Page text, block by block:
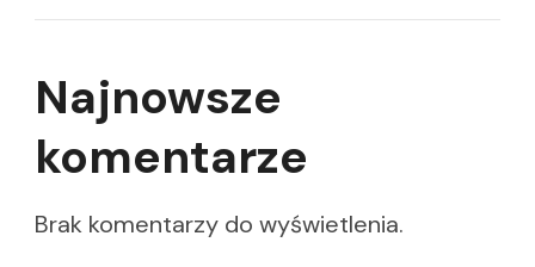
Najnowsze
komentarze
Brak komentarzy do wyświetlenia.